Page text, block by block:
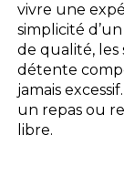
vivre une
simplicité
de qualité, les
détente
jamais
un repas ou
libre.